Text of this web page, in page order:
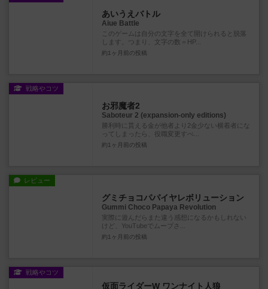
あいうえバトル
Aiue Battle
このゲームは自分の文字を全て開けられると脱落
します。つまり、文字の数＝HP...
約1ヶ月前 の投稿
戦略やコツ
お邪魔者2
Saboteur 2 (expansion-only editions)
勝利時に貰える金が他者より2金少ない横着者にな
ってしまったら、役職変更すべ...
約1ヶ月前 の投稿
レビュー
グミチョコパパイヤレボリューション
Gummi Choco Papaya Revolution
実際に遊んだらまた違う感想になるかもしれない
けど、YouTubeでムーブさ...
約1ヶ月前 の投稿
戦略やコツ
仮面ライダーW ワンナイト人狼